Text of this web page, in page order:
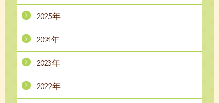
2025年
2024年
2023年
2022年